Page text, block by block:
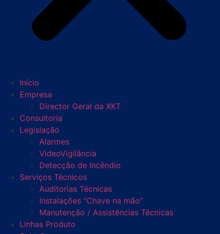
Início
Empresa
Director Geral da XKT
Consultoria
Legislação
Alarmes
VideoVigilância
Detecção de Incêndio
Serviços Técnicos
Auditorias Técnicas
Instalações “Chave na mão”
Manutenção / Assistências Técnicas
Linhas Produto